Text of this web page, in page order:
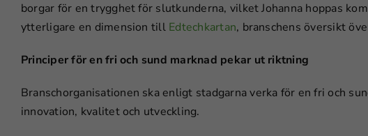
borgar för en trygghet för slutkunderna, vilket Johanna hoppas
ytterligare en dimension till Edtechkartan, branschens översikt
Principer för en fri och sund marknad pekar ut riktning
Branschorganisationen ska enligt stadgarna verka för en fri och
innovation, kvalitet och utveckling.